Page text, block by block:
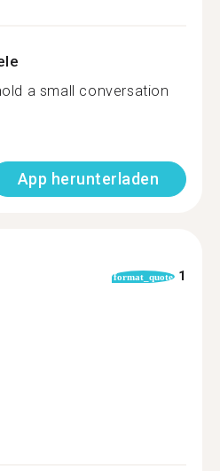
a small conversation
App herunterladen
format_quote 1